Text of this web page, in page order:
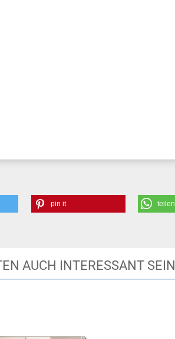
pin it teilen
AUCH INTERESSANT SEIN